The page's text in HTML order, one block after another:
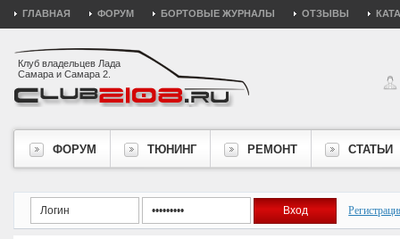
ГЛАВНАЯ ФОРУМ БОРТОВЫЕ ЖУРНАЛЫ ОТЗЫВЫ
Клуб владельцев Лада
Самара и Самара 2.
ФОРУМ ТЮНИНГ РЕМОНТ СТАТЬИ